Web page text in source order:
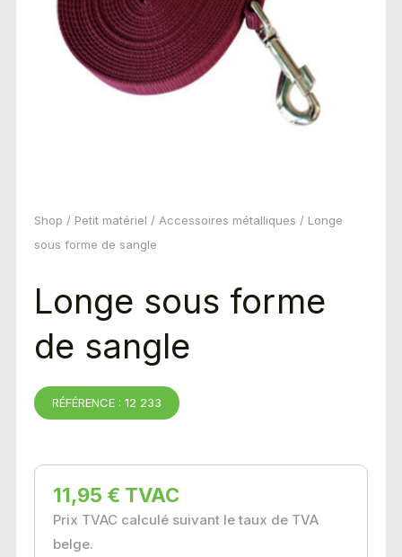
Shop / Petit matériel / Accessoires métalliques / Longe
sous forme de sangle
Longe sous forme
de sangle
RÉFÉRENCE : 12 233
11,95 € TVAC
Prix TVAC calculé suivant le taux de TVA
belge.